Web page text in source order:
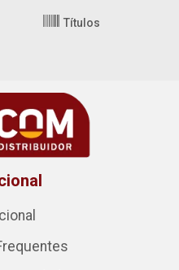
Títulos